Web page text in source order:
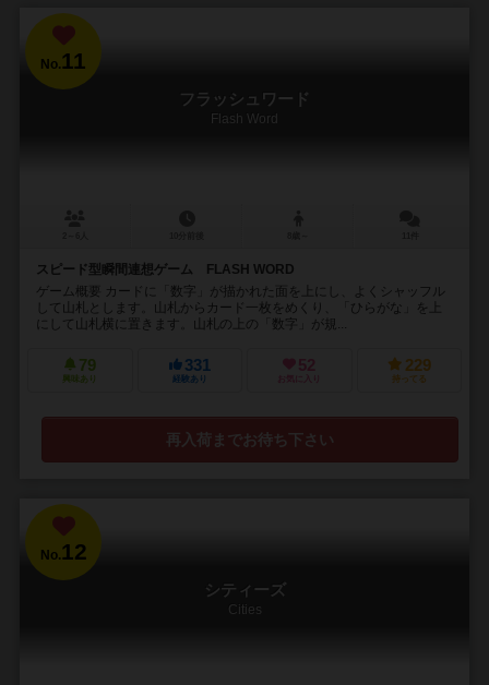
No.11
フラッシュワード
Flash Word
スピード型瞬間連想ゲーム FLASH WORD
ゲーム概要 カードに「数字」が描かれた面を上にし、よくシャッフル
して山札とします。山札からカード一枚をめくり、「ひらがな」を上
にして山札横に置きます。山札の上の「数字」が規...
79
興味あり
331
経験あり
52
お気に入り
229
持ってる
再入荷までお待ち下さい
No.12
シティーズ
Cities